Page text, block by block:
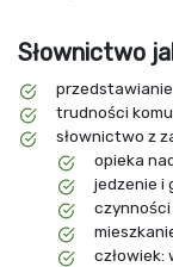
Słownictwo
trudności
słownictwo z
opieka
jedzenie i